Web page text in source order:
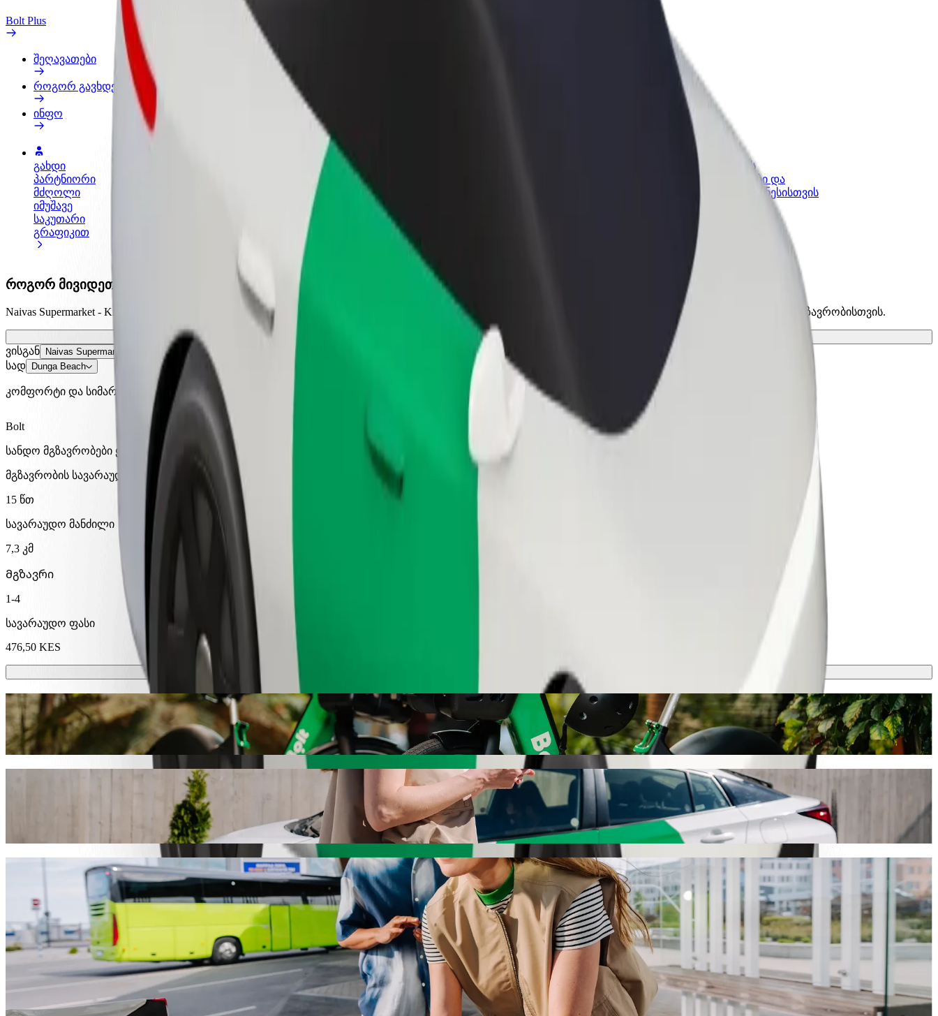
Bolt Plus
შეღავათები
როგორ გავხდე გამომწერი
ინფო
გახდი
პარტნიორი
მძღოლი
იმუშავე
საკუთარი
გრაფიკით
დაამატე რესტორანი ან
მაღაზია
მოიზიდე მეტი მომხმარებელი
და გაზარდე გაყიდვები
Bolt ბიზნესისთვის
Bolt-ის პროდუქტები და
სერვისები, შენი ბიზნესისთვის
როგორ მივიდეთ Naivas Supermarket - Kisumu დან Dunga Beach მდე
Naivas Supermarket - Kisumu დან Dunga Beach მდე გადაადგილების საუკეთესო გზას ეძებ? აღმოაჩინე ჩვენი სერვისები და იპოვე საუკეთესო ვარიანტი შენი მგზავრობისთვის.
გადმოწერე აპლიკაცია
ვისგან Naivas Supermarket - Kisumu
სად Dunga Beach
კომფორტი და სიმარტივე შენს ხელთაა!
Bolt
სანდო მგზავრობები ყოველდღიური საშუალო ზომის ავტომობილებით.
მგზავრობის სავარაუდო დრო
15 წთ
სავარაუდო მანძილი
7,3 კმ
Მგზავრი
1-4
სავარაუდო ფასი
476,50 KES
სკუტერები ან ელექტრო-ველოსიპედები
გადაადგილდი კაკამეგა-ში სკუტერით ან ელექტრო-ველოსიპედით
გადმოწერე Bolt
გადაადგილდი Naivas Supermarket - Kisumu-დან Dunga Beach-მდე Bolt-ით
ჩვენ რეკომენდაციას ვუწევთ Bolt-ის სერვისების გამოყენებას, თუ ეძებ Dunga Beach-მდე გადაადგილების საუკეთესო გზას. Bolt-თან ერთად ეს მგზავრობა დაახლოებით 15 წთ
გაგრძელდება და დაახლოებით 476,50 KES KES დაჯდება. ნებისმიერ დროს, ჩვენ შენთვის შესაფერის ავტომობილს მოვძებნით.
Bolt სერვისები Naivas Supermarket - Kisumu-დან Dunga Beach-მდე მისასვლელად
ბევრი ბარგი გაქვს? შეუკვეთე XL კატეგორია 6 ადამიანამდე.
გჭირდებათ გამორჩეული მგზავრობა? სცადეთ Bolt-ის პრემიუმ კატეგორია.
ბავშვებთან ერთად მგზავრობ? შეუკვეთე ავტომობილი საბავშვო სავარძლით.
შინაური ცხოველი გყავს თან? სცადე ჩვენი მგზავრობები, სადაც შინაური ცხოველების თან წაყვანა შეიძლება.
Assist კატეგორია ადაპტირებულია ეტლისთვის (WAV).
ისიამოვნე კომფორტული ავტომობილებით ხელმისაწვდომ ფასად Bolt Basic-თან ერთად.